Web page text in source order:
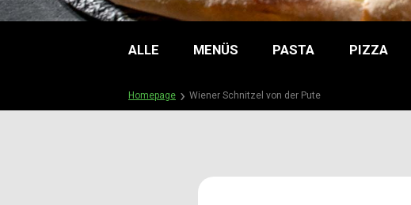
ALLE MENÜS PASTA PIZZA
Homepage Wiener Schnitzel von der Pute